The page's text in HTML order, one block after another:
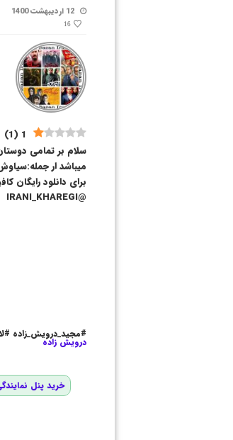
12 اردیبهشت 1400
16
1
(
1
)
سلام بر تمامی
میباشد ار
برای دانلود رایگان
@IRANI_KHAREGI
#مجید_درویش_زاده
درویش زاده
خرید پنل